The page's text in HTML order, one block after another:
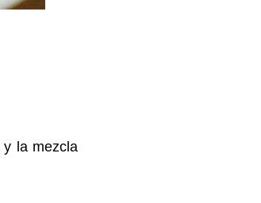
la mezcla